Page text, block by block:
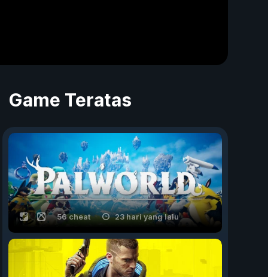
Game Teratas
56 cheat 23 hari yang lalu